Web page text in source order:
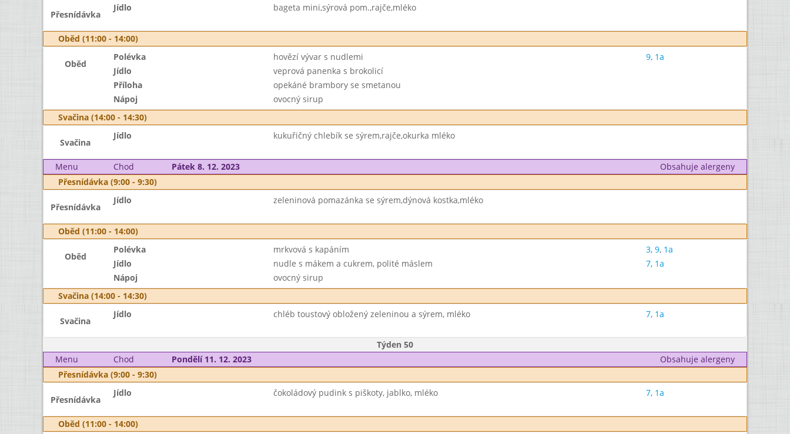
Přesnídávka
Jídlo bageta mini,sýrová pom.,rajče,mléko
Oběd (11:00 - 14:00)
Oběd
Polévka hovězí vývar s nudlemi 9, 1a
Jídlo
veprová panenka s brokolicí
Příloha
opekáné brambory se smetanou
Nápoj
ovocný sirup
Svačina (14:00 - 14:30)
Svačina
Jídlo kukuřičný chlebík se sýrem,rajče,okurka mléko
Menu Chod Pátek 8. 12. 2023
Obsahuje alergeny
Přesnídávka (9:00 - 9:30)
Přesnídávka
Jídlo zeleninová pomazánka se sýrem,dýnová kostka,mléko
Oběd (11:00 - 14:00)
Oběd
Polévka mrkvová s kapáním 3, 9, 1a
Jídlo
nudle s mákem a cukrem, polité máslem 7, 1a
Nápoj
ovocný sirup
Svačina (14:00 - 14:30)
Svačina
Jídlo chléb toustový obložený zeleninou a sýrem, mléko 7, 1a
Týden 50
Menu
Chod Pondělí 11. 12. 2023
Obsahuje alergeny
Přesnídávka (9:00 - 9:30)
Přesnídávka
Jídlo čokoládový pudink s piškoty, jablko, mléko 7, 1a
Oběd (11:00 - 14:00)